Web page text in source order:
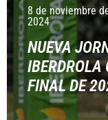
8 de noviembre
2024
NUEVA
IBERDROLA
FINAL DE